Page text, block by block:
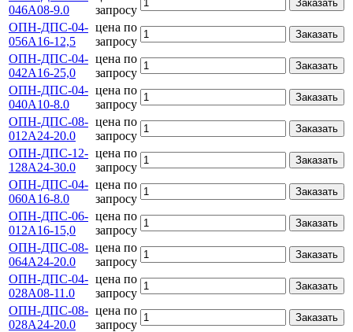
046А08-9.0
запросу
Заказать
ОПН-ДПС-04-
056А16-12,5
цена по
запросу
Заказать
ОПН-ДПС-04-
042А16-25,0
цена по
запросу
Заказать
ОПН-ДПС-04-
040А10-8.0
цена по
запросу
Заказать
ОПН-ДПС-08-
012А24-20.0
цена по
запросу
Заказать
ОПН-ДПС-12-
128А24-30.0
цена по
запросу
Заказать
ОПН-ДПС-04-
060А16-8.0
цена по
запросу
Заказать
ОПН-ДПС-06-
012А16-15,0
цена по
запросу
Заказать
ОПН-ДПС-08-
064А24-20.0
цена по
запросу
Заказать
ОПН-ДПС-04-
028А08-11.0
цена по
запросу
Заказать
ОПН-ДПС-08-
028А24-20.0
цена по
запросу
Заказать